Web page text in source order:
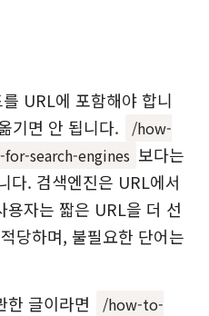
URL에 포함해야 합니
기면 안 됩니다.
/how-
search-engines 보다는
다. 검색엔진은 URL에서
용자는 짧은 URL을 더 선
당하며, 불필요한 단어는
한 글이라면
/how-to-